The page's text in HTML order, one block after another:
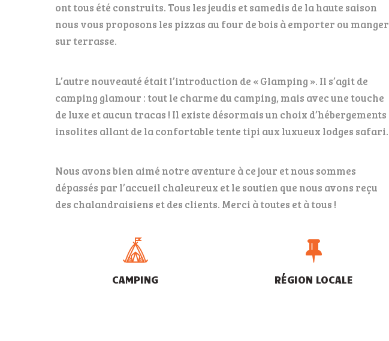
ont tous été construits. Tous les jeudis et samedis de la haute saison
nous vous proposons les pizzas au four de bois à emporter ou manger
sur terrasse.
L’autre nouveauté était l’introduction de « Glamping ». Il s’agit de
camping glamour : tout le charme du camping, mais avec une touche
de luxe et aucun tracas ! Il existe désormais un choix d’hébergements
insolites allant de la confortable tente tipi aux luxueux lodges safari.
Nous avons bien aimé notre aventure à ce jour et nous sommes
dépassés par l’accueil chaleureux et le soutien que nous avons reçu
des chalandraisiens et des clients. Merci à toutes et à tous !
CAMPING RÉGION LOCALE